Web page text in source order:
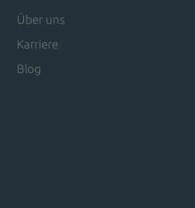
Über uns
Karriere
Blog